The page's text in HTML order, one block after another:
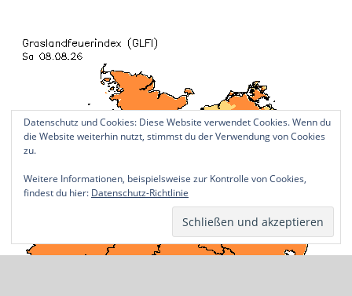
Datenschutz und Cookies: Diese Website verwendet Cookies. Wenn du
die Website weiterhin nutzt, stimmst du der Verwendung von Cookies
zu.
Weitere Informationen, beispielsweise zur Kontrolle von Cookies,
findest du hier: Datenschutz-Richtlinie